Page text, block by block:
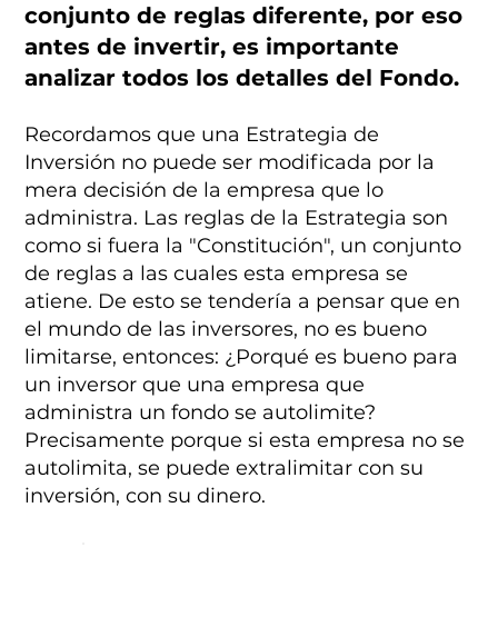
conjunto de reglas diferente, por eso
antes de invertir, es importante
analizar todos los detalles del Fondo.
Recordamos que una Estrategia de
Inversión no puede ser modificada por la
mera decisión de la empresa que lo
administra. Las reglas de la Estrategia son
como si fuera la "Constitución", un conjunto
de reglas a las cuales esta empresa se
atiene. De esto se tendería a pensar que en
el mundo de las inversores, no es bueno
limitarse, entonces: ¿Porqué es bueno para
un inversor que una empresa que
administra un fondo se autolimite?
Precisamente porque si esta empresa no se
autolimita, se puede extralimitar con su
inversión, con su dinero.